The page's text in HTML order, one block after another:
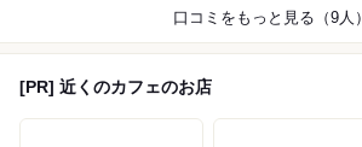
口コミをもっと見る（9人）
[PR] 近くのカフェのお店